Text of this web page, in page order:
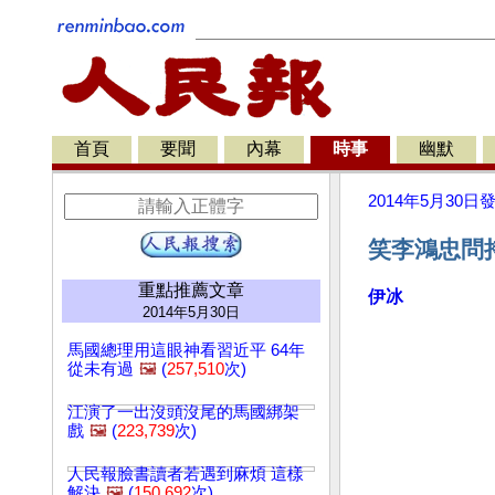
首頁 要聞 內幕 時事 幽默
重點推薦文章
2014年5月30日
馬國總理用這眼神看習近平 64年
從未有過 🖼️ (257,510次)
江演了一出沒頭沒尾的馬國綁架
戲 🖼️ (223,739次)
人民報臉書讀者若遇到麻煩 這樣
2014年5月30日
笑李鴻忠問
伊冰